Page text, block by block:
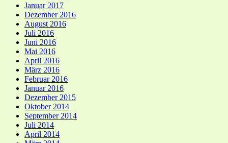
Januar 2017
Dezember 2016
August 2016
Juli 2016
Juni 2016
Mai 2016
April 2016
März 2016
Februar 2016
Januar 2016
Dezember 2015
Oktober 2014
September 2014
Juli 2014
April 2014